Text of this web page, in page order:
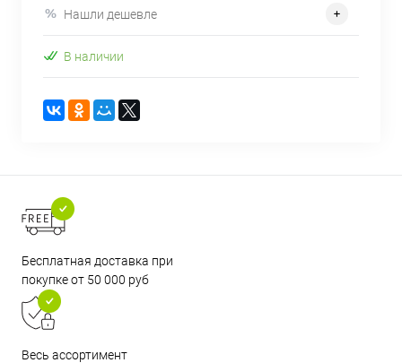
Нашли дешевле
В наличии
Бесплатная доставка при
покупке от 50 000 руб
Весь ассортимент